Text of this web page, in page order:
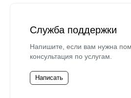
Служба поддержки
Напишите, если вам нужна
консультация по услугам.
Написать